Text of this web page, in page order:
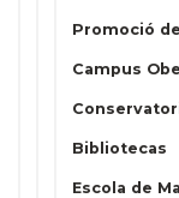
Promoció
Campus
Bibliotecas
Escola de